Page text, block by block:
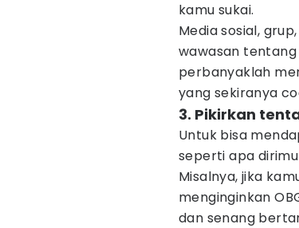
kamu sukai.
Media sosial,
wawasan tentang
perbanyaklah
yang sekiranya
3. Pikirkan
Untuk bisa
seperti apa dirimu
Misalnya, jika
menginginkan
dan senang